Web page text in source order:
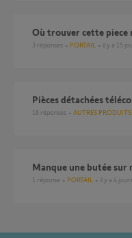
où trouver cette piece
3 réponses PORTAIL il y a 15
Pièces détachées
16 réponses AUTRES PRODUITS
Manque une butée
1 réponse PORTAIL il y a 4 jours